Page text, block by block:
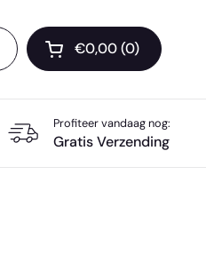
Winkelwagentje
€0,00 0
Profiteer vandaag nog:
Gratis Verzending